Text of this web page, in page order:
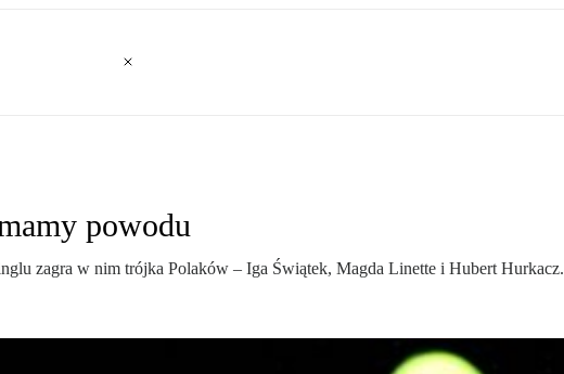
powodu
zagra w nim trójka Polaków – Iga Świątek, Magda Linette i Hubert Hurkacz.